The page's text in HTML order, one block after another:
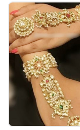
గ్రీన్ స్టోన్ సిల్వర్
చాలా ఎలిగెంట్‌గా
Image credits: pinterest